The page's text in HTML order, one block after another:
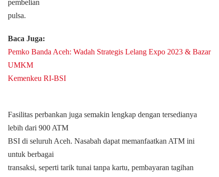
pembelian
pulsa.
Baca Juga:
Pemko Banda Aceh: Wadah Strategis Lelang Expo 2023 & Bazar
UMKM
Kemenkeu RI-BSI
Fasilitas perbankan juga semakin lengkap dengan tersedianya
lebih dari 900 ATM
BSI di seluruh Aceh. Nasabah dapat memanfaatkan ATM ini
untuk berbagai
transaksi, seperti tarik tunai tanpa kartu, pembayaran tagihan